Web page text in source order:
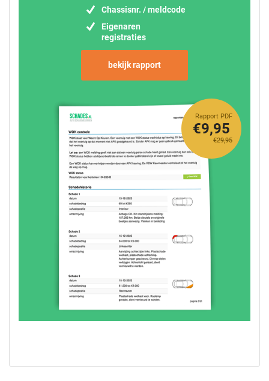
Chassisnr. / meldcode
Eigenaren
registraties
bekijk rapport
Rapport PDF
€29,95
€9,95